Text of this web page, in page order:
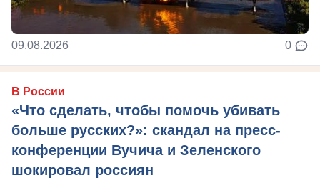
09.08.2026 0
В России
«Что сделать, чтобы помочь убивать
больше русских?»: скандал на пресс-
конференции Вучича и Зеленского
шокировал россиян